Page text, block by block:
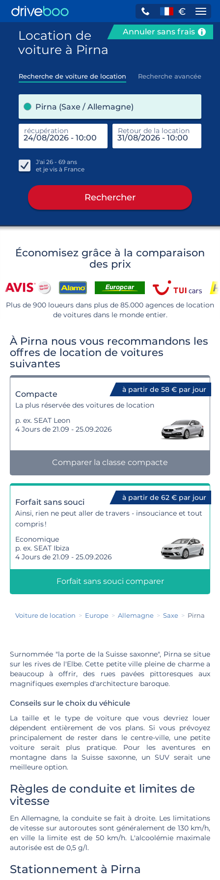
€
Annuler sans frais
Location de
voiture à Pirna
Recherche de voiture de location Recherche avancée
Pirna (Saxe / Allemagne)
récupération Retour de la location
J'ai 26 - 69 ans
et je vis à France
Rechercher
Économisez grâce à la comparaison
des prix
Plus de 900 loueurs dans plus de 85.000 agences de location
de voitures dans le monde entier.
À Pirna nous vous recommandons les
offres de location de voitures
suivantes
à partir de 58 € par jour
Compacte
La plus réservée des voitures de location
p. ex. SEAT Leon
4 Jours de 21.09 - 25.09.2026
Comparer la classe compacte
à partir de 62 € par jour
Forfait sans souci
Ainsi, rien ne peut aller de travers - insouciance et tout
compris !
Economique
p. ex. SEAT Ibiza
4 Jours de 21.09 - 25.09.2026
Forfait sans souci comparer
Voiture de location Europe Allemagne Saxe Pirna
Surnommée "la porte de la Suisse saxonne", Pirna se situe
sur les rives de l'Elbe. Cette petite ville pleine de charme a
beaucoup à offrir, des rues pavées pittoresques aux
magnifiques exemples d'architecture baroque.
Conseils sur le choix du véhicule
La taille et le type de voiture que vous devriez louer
dépendent entièrement de vos plans. Si vous prévoyez
principalement de rester dans le centre-ville, une petite
voiture serait plus pratique. Pour les aventures en
montagne dans la Suisse saxonne, un SUV serait une
meilleure option.
Règles de conduite et limites de
vitesse
En Allemagne, la conduite se fait à droite. Les limitations
de vitesse sur autoroutes sont généralement de 130 km/h,
en ville la limite est de 50 km/h. L'alcoolémie maximale
autorisée est de 0,5 g/l.
Stationnement à Pirna